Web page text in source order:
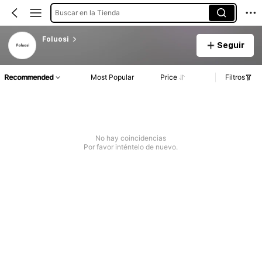
Buscar en la Tienda
Foluosi
Seguir
Recommended Most Popular Price Filtros
No hay coincidencias
Por favor inténtelo de nuevo.